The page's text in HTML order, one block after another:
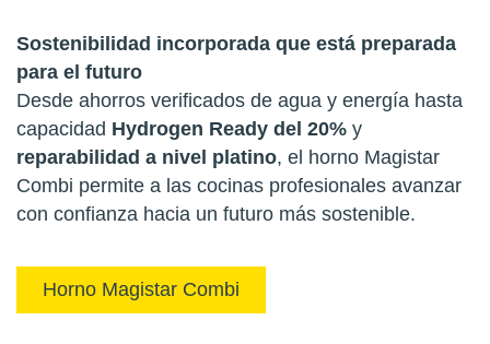
Sostenibilidad incorporada que está preparada
para el futuro
Desde ahorros verificados de agua y energía hasta
capacidad Hydrogen Ready del 20% y
reparabilidad a nivel platino, el horno Magistar
Combi permite a las cocinas profesionales avanzar
con confianza hacia un futuro más sostenible.
Horno Magistar Combi